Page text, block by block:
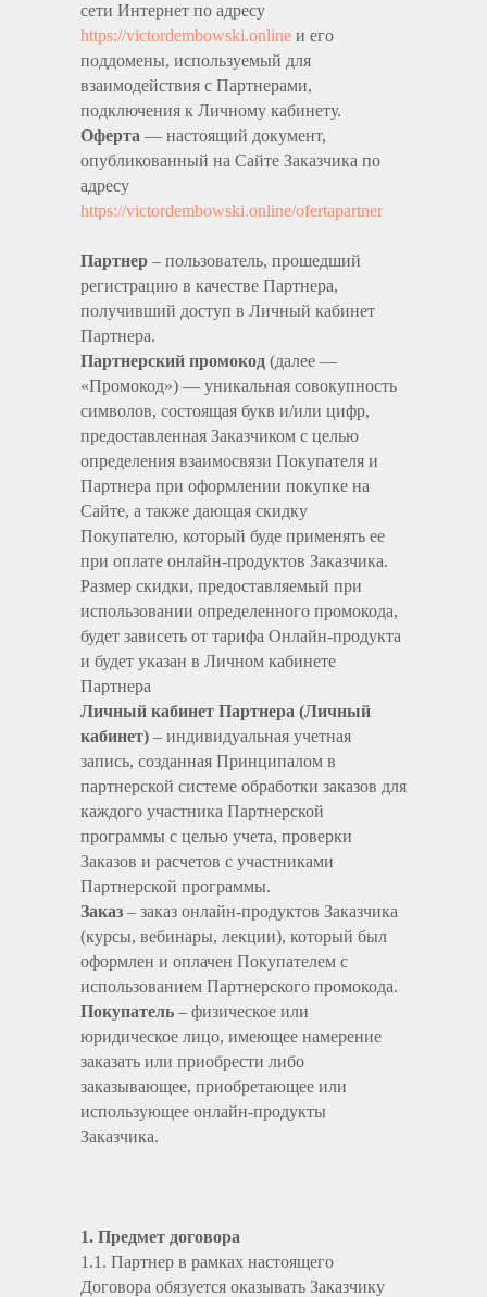
сети Интернет по адресу
https://victordembowski.online и его
поддомены, используемый для
взаимодействия с Партнерами,
подключения к Личному кабинету.
Оферта — настоящий документ,
опубликованный на Сайте Заказчика по
адресу
https://victordembowski.online/ofertapartner
Партнер – пользователь, прошедший
регистрацию в качестве Партнера,
получивший доступ в Личный кабинет
Партнера.
Партнерский промокод (далее —
«Промокод») — уникальная совокупность
символов, состоящая букв и/или цифр,
предоставленная Заказчиком с целью
определения взаимосвязи Покупателя и
Партнера при оформлении покупке на
Сайте, а также дающая скидку
Покупателю, который буде применять ее
при оплате онлайн-продуктов Заказчика.
Размер скидки, предоставляемый при
использовании определенного промокода,
будет зависеть от тарифа Онлайн-продукта
и будет указан в Личном кабинете
Партнера
Личный кабинет Партнера (Личный
кабинет) – индивидуальная учетная
запись, созданная Принципалом в
партнерской системе обработки заказов для
каждого участника Партнерской
программы с целью учета, проверки
Заказов и расчетов с участниками
Партнерской программы.
Заказ – заказ онлайн-продуктов Заказчика
(курсы, вебинары, лекции), который был
оформлен и оплачен Покупателем с
использованием Партнерского промокода.
Покупатель – физическое или
юридическое лицо, имеющее намерение
заказать или приобрести либо
заказывающее, приобретающее или
использующее онлайн-продукты
Заказчика.
1. Предмет договора
1.1. Партнер в рамках настоящего
Договора обязуется оказывать Заказчику